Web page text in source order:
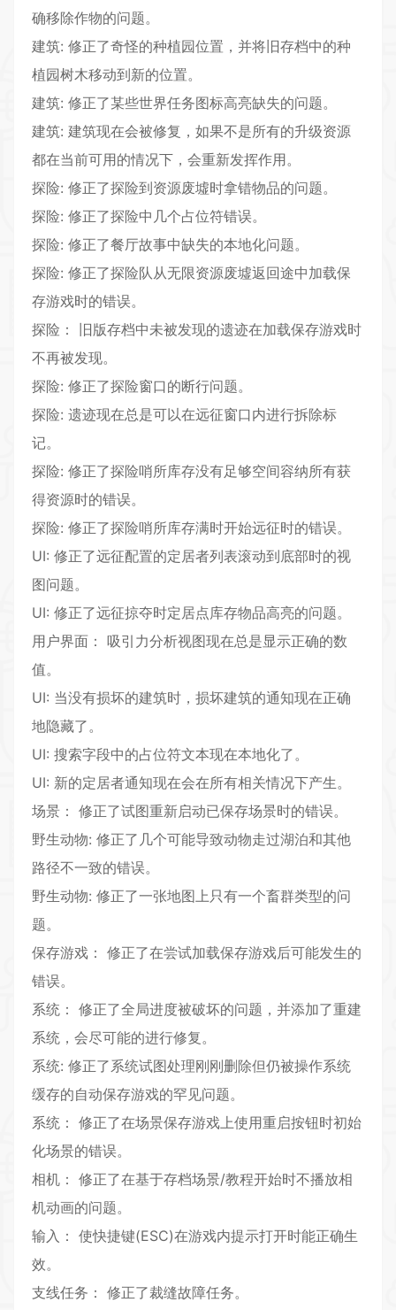
确移除作物的问题。
建筑: 修正了奇怪的种植园位置，并将旧存档中的种
植园树木移动到新的位置。
建筑: 修正了某些世界任务图标高亮缺失的问题。
建筑: 建筑现在会被修复，如果不是所有的升级资源
都在当前可用的情况下，会重新发挥作用。
探险: 修正了探险到资源废墟时拿错物品的问题。
探险: 修正了探险中几个占位符错误。
探险: 修正了餐厅故事中缺失的本地化问题。
探险: 修正了探险队从无限资源废墟返回途中加载保
存游戏时的错误。
探险： 旧版存档中未被发现的遗迹在加载保存游戏时
不再被发现。
探险: 修正了探险窗口的断行问题。
探险: 遗迹现在总是可以在远征窗口内进行拆除标
记。
探险: 修正了探险哨所库存没有足够空间容纳所有获
得资源时的错误。
探险: 修正了探险哨所库存满时开始远征时的错误。
UI: 修正了远征配置的定居者列表滚动到底部时的视
图问题。
UI: 修正了远征掠夺时定居点库存物品高亮的问题。
用户界面： 吸引力分析视图现在总是显示正确的数
值。
UI: 当没有损坏的建筑时，损坏建筑的通知现在正确
地隐藏了。
UI: 搜索字段中的占位符文本现在本地化了。
UI: 新的定居者通知现在会在所有相关情况下产生。
场景： 修正了试图重新启动已保存场景时的错误。
野生动物: 修正了几个可能导致动物走过湖泊和其他
路径不一致的错误。
野生动物: 修正了一张地图上只有一个畜群类型的问
题。
保存游戏： 修正了在尝试加载保存游戏后可能发生的
错误。
系统： 修正了全局进度被破坏的问题，并添加了重建
系统，会尽可能的进行修复。
系统: 修正了系统试图处理刚刚删除但仍被操作系统
缓存的自动保存游戏的罕见问题。
系统： 修正了在场景保存游戏上使用重启按钮时初始
化场景的错误。
相机： 修正了在基于存档场景/教程开始时不播放相
机动画的问题。
输入： 使快捷键(ESC)在游戏内提示打开时能正确生
效。
支线任务： 修正了裁缝故障任务。